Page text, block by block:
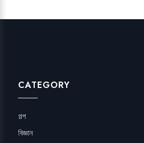
CATEGORY
গল্প
বিজ্ঞান